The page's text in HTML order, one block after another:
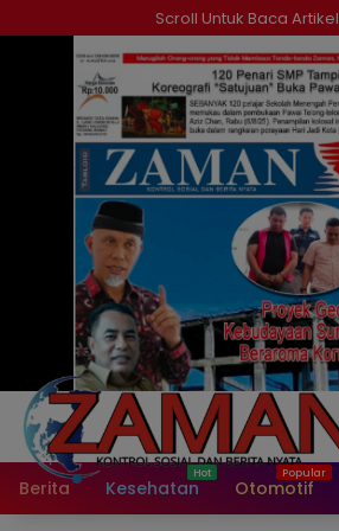
ke
Scroll Untuk Baca Artikel
Berita Kesehatan Otomotif